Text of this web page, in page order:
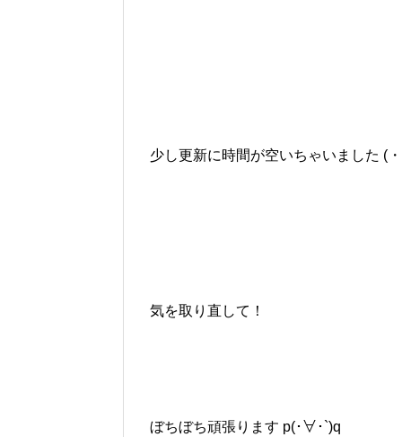
少し更新に時間が空いちゃいました (
気を取り直して！
ぼちぼち頑張ります p(･∀･`)q